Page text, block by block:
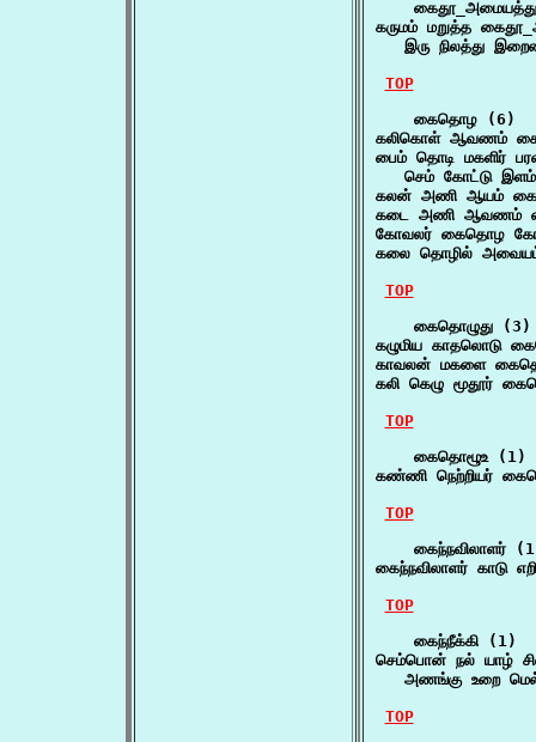
கருமம் மறுத்த
இரு நிலத்து
TOP
    கைதொழ (6)
கலிகொள் ஆவணம்
பைம் தொடி மகளிர்
செம் கோட்டு
கலன் அணி ஆயம்
கடை அணி ஆவணம்
கோவலர் கைதொழ
கலை தொழில்
TOP
    கைதொழுது (3)
கழுமிய காதலொடு
காவலன் மகளை
கலி கெழு மூதூர்
TOP
    கைதொழூஉ (1)
கண்ணி நெற்றியர்
TOP
கைந்நவிலாளர்
கைந்நவிலாளர் காடு
TOP
    கைந்நீக்கி (1)
செம்பொன் நல் யாழ்
அணங்கு உறை
TOP